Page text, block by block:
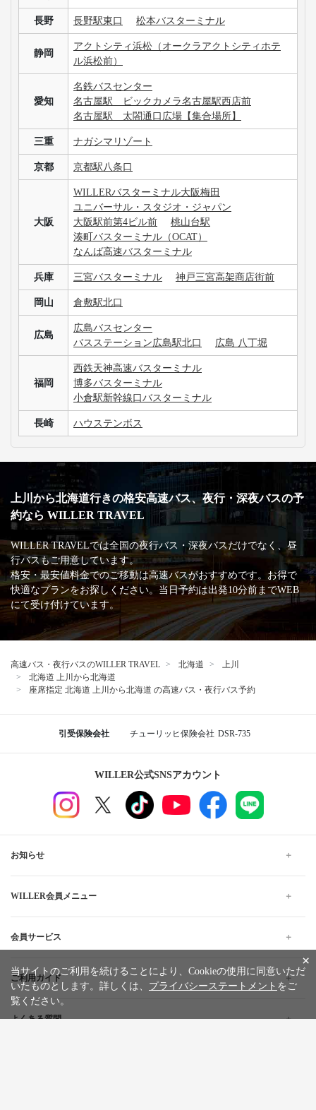
高速バス・深夜バスの安心・安全な運行を支える
主な加盟団体
日本バス協会 安全運行サポーター協議会
バスターミナル一覧、
バス停情報
仙台駅西口（広瀬通40番 宮交仙台高速バスセ
ンター前）
福島駅西口 ロータリー24番
埼玉 さいたま新都心バスターミナル
千葉
成田空港第一ターミナル
成田空港第二ターミナル
成田空港第三ターミナル
東京ディズニーランドR
バスタ新宿（新宿高速バスターミナル）
池袋サンシャインバスターミナル
JR大崎駅西口バスターミナル
東京駅 鍛冶橋駐車場
バスターミナル東京八重洲
町田ターミナルプラザ1F バスターミナル
横浜シティ・エア・ターミナル
川崎駅東口 ラ・チッタデッラ横
新潟 新潟駅南口 長岡駅大手口 燕三条駅三条口
富山 富山駅北口
石川 金沢駅西口
山梨 富士急ハイランド
長野 長野駅東口 松本バスターミナル
アクトシティ浜松（オークラアクトシティホテ
愛知
名鉄バスセンター
名古屋駅 ビックカメラ名古屋駅西店前
ナガシマリゾート
大阪
ユニバーサル・スタジオ・ジャパン
大阪駅前第4ビル前
桃山台駅
岡山 倉敷駅北口
福岡
博多バスターミナル
小倉駅新幹線口バスターミナル
長崎 ハウステンボス
×
当サイトのご利用を続けることにより、Cookieの使用に同意いただ
いたものとします。詳しくは、 プライバシーステートメント をご
覧ください。